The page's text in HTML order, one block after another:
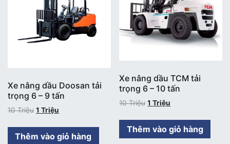
Xe nâng dầu Doosan tải
trọng 6 – 9 tấn
10Triệu 1 Triệu
Thêm vào giỏ hàng
Xe nâng dầu TCM tải
trọng 6 – 10 tấn
10Triệu 1Triệu
Thêm vào giỏ hàng